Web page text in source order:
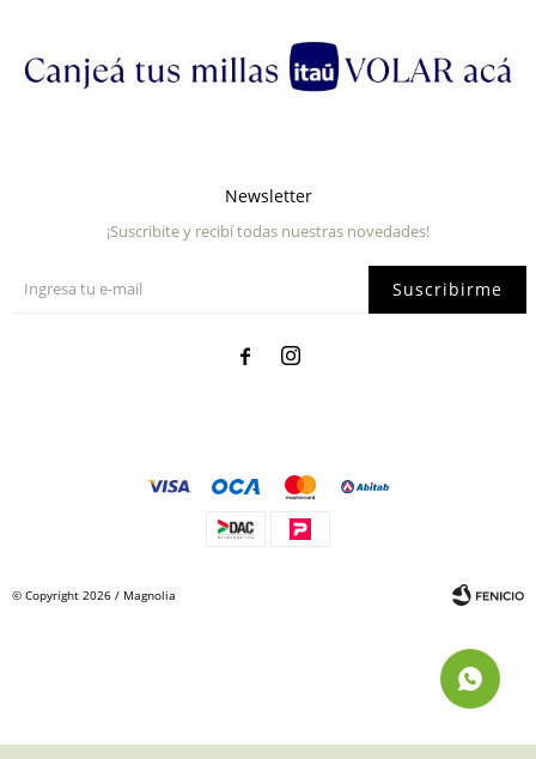
Newsletter
¡Suscribite y recibí todas nuestras novedades!
Suscribirme
 
© Copyright 2026 / Magnolia